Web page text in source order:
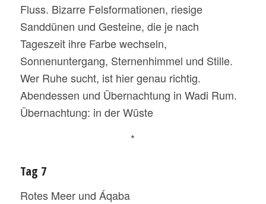
Fluss. Bizarre Felsformationen, riesige
Sanddünen und Gesteine, die je nach
Tageszeit ihre Farbe wechseln,
Sonnenuntergang, Sternenhimmel und Stille.
Wer Ruhe sucht, ist hier genau richtig.
Abendessen und Übernachtung in Wadi Rum.
Übernachtung: in der Wüste
*
Tag 7
Rotes Meer und Áqaba